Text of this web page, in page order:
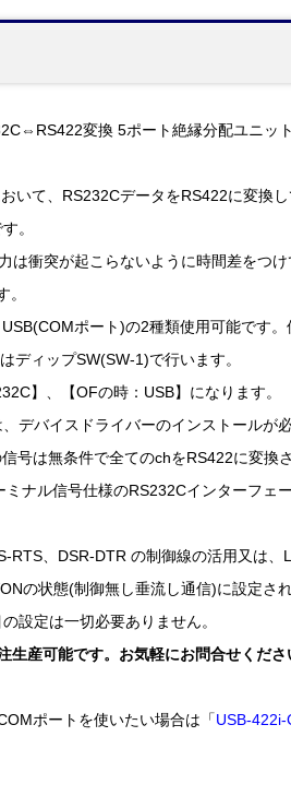
変換 5ポート絶縁分配ユニッ
いて、RS232CデータをRS422に変換
。
は衝突が起こらないように時間差をつ
。
ポート)の2種類使用可能です
ディップSW(SW-1)で行います。
】、【OFの時：USB】になります。
デバイスドライバーのインストールが必
号は無条件で全てのchをRS422に変換
ミナル信号仕様のRS232Cインターフ
RTS、DSR-DTR の制御線の活用又は
の状態(制御無し垂流し通信)に設定され
設定は一切必要ありません。
生産可能です。お気軽にお問合せくださ
ポートを使いたい場合は「 USB-